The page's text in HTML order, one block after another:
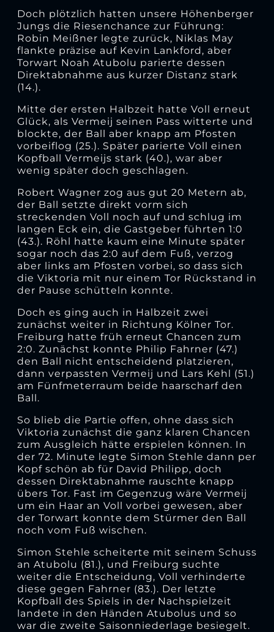
Doch plötzlich hatten unsere Höhenberger
Jungs die Riesenchance zur Führung:
Robin Meißner legte zurück, Niklas May
flankte präzise auf Kevin Lankford, aber
Torwart Noah Atubolu parierte dessen
Direktabnahme aus kurzer Distanz stark
(14.).
Mitte der ersten Halbzeit hatte Voll erneut
Glück, als Vermeij seinen Pass witterte und
blockte, der Ball aber knapp am Pfosten
vorbeiflog (25.). Später parierte Voll einen
Kopfball Vermeijs stark (40.), war aber
wenig später doch geschlagen.
Robert Wagner zog aus gut 20 Metern ab,
der Ball setzte direkt vorm sich
streckenden Voll noch auf und schlug im
langen Eck ein, die Gastgeber führten 1:0
(43.). Röhl hatte kaum eine Minute später
sogar noch das 2:0 auf dem Fuß, verzog
aber links am Pfosten vorbei, so dass sich
die Viktoria mit nur einem Tor Rückstand in
der Pause schütteln konnte.
Doch es ging auch in Halbzeit zwei
zunächst weiter in Richtung Kölner Tor.
Freiburg hatte früh erneut Chancen zum
2:0. Zunächst konnte Philip Fahrner (47.)
den Ball nicht entscheidend platzieren,
dann verpassten Vermeij und Lars Kehl (51.)
am Fünfmeterraum beide haarscharf den
Ball.
So blieb die Partie offen, ohne dass sich
Viktoria zunächst die ganz klaren Chancen
zum Ausgleich hätte erspielen können. In
der 72. Minute legte Simon Stehle dann per
Kopf schön ab für David Philipp, doch
dessen Direktabnahme rauschte knapp
übers Tor. Fast im Gegenzug wäre Vermeij
um ein Haar an Voll vorbei gewesen, aber
der Torwart konnte dem Stürmer den Ball
noch vom Fuß wischen.
Simon Stehle scheiterte mit seinem Schuss
an Atubolu (81.), und Freiburg suchte
weiter die Entscheidung, Voll verhinderte
diese gegen Fahrner (83.). Der letzte
Kopfball des Spiels in der Nachspielzeit
landete in den Händen Atubolus und so
war die zweite Saisonniederlage besiegelt.